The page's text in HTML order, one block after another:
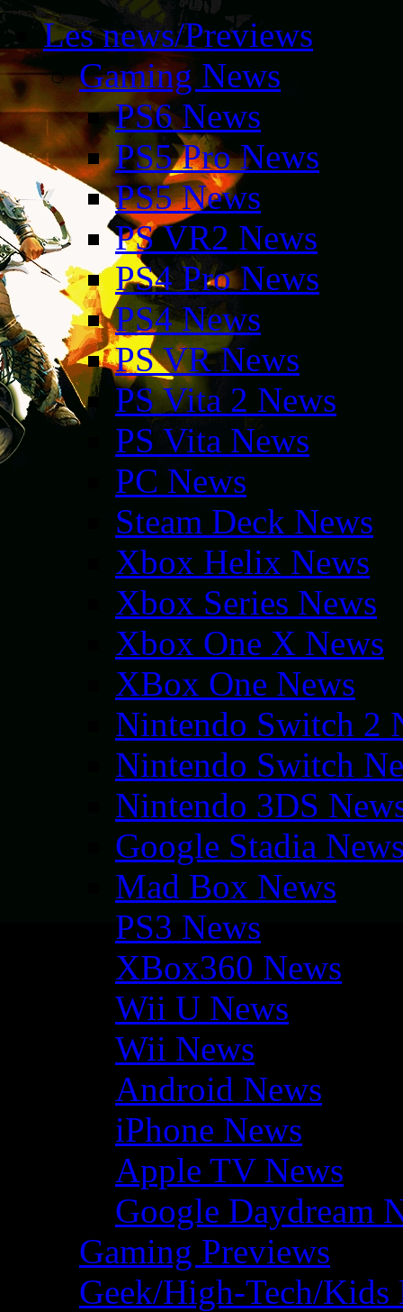
Les news/Previews
Gaming News
PS6 News
PS5 Pro News
PS5 News
PS VR2 News
PS4 Pro News
PS4 News
PS VR News
PS Vita 2 News
PS Vita News
PC News
Steam Deck News
Xbox Helix News
Xbox Series News
Xbox One X News
XBox One News
Nintendo Switch 2
Nintendo Switch
Nintendo 3DS
Google Stadia
Mad Box News
PS3 News
XBox360 News
Wii U News
Wii News
Android News
iPhone News
Apple TV News
Google Daydream
Gaming Previews
Geek/High-Tech/Kids